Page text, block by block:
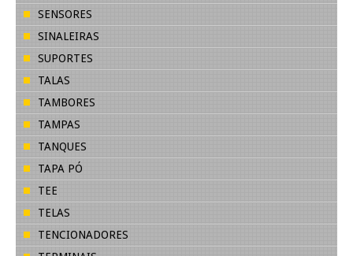
SENSORES
SINALEIRAS
SUPORTES
TALAS
TAMBORES
TAMPAS
TANQUES
TAPA PÓ
TEE
TELAS
TENCIONADORES